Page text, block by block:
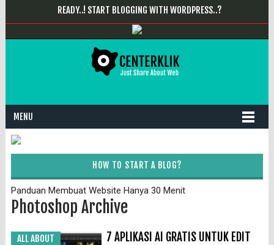
READY..! START BLOGGING WITH WORDPRESS..?
MENU
HOW TO START A BLOG?
Panduan Membuat Website Hanya 30 Menit
Photoshop Archive
ALL ABOUT
7 APLIKASI AI GRATIS UNTUK EDIT